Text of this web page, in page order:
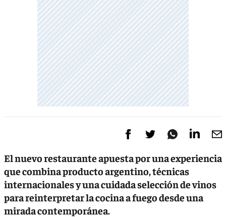
El nuevo restaurante apuesta por una experiencia
que combina producto argentino, técnicas
internacionales y una cuidada selección de vinos
para reinterpretar la cocina a fuego desde una
mirada contemporánea.